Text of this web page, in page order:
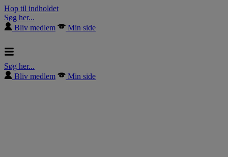
Hop til indholdet
Søg her...
Bliv medlem
Min side
Søg her...
Bliv medlem
Min side